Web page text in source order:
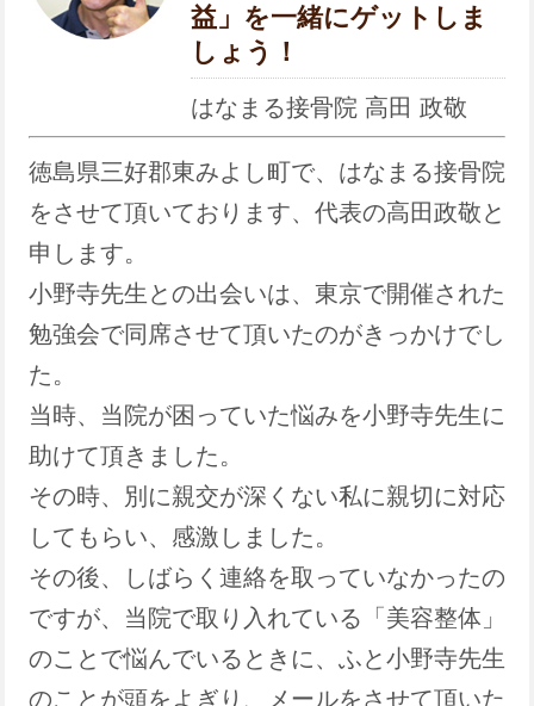
益」を一緒にゲットしま
しょう！
はなまる接骨院 高田 政敬
徳島県三好郡東みよし町で、はなまる接骨院
をさせて頂いております、代表の高田政敬と
申します。
小野寺先生との出会いは、東京で開催された
勉強会で同席させて頂いたのがきっかけでし
た。
当時、当院が困っていた悩みを小野寺先生に
助けて頂きました。
その時、別に親交が深くない私に親切に対応
してもらい、感激しました。
その後、しばらく連絡を取っていなかったの
ですが、当院で取り入れている「美容整体」
のことで悩んでいるときに、ふと小野寺先生
のことが頭をよぎり、メールをさせて頂いた